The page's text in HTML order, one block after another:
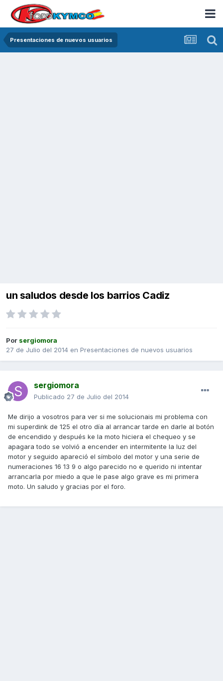
Presentaciones de nuevos usuarios
un saludos desde los barrios Cadiz
Por sergiomora
27 de Julio del 2014 en Presentaciones de nuevos usuarios
sergiomora
Publicado 27 de Julio del 2014
Me dirijo a vosotros para ver si me solucionais mi problema con
mi superdink de 125 el otro día al arrancar tarde en darle al botón
de encendido y después ke la moto hiciera el chequeo y se
apagara todo se volvió a encender en intermitente la luz del
motor y seguido apareció el símbolo del motor y una serie de
numeraciones 16 13 9 o algo parecido no e querido ni intentar
arrancarla por miedo a que le pase algo grave es mi primera
moto. Un saludo y gracias por el foro.